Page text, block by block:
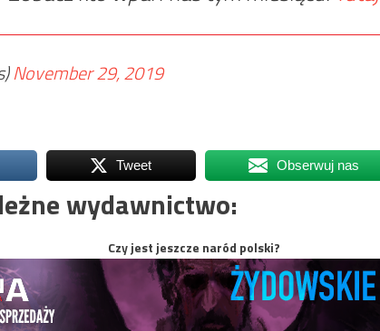
November 29, 2019
Tweet Obserwuj nas
wydawnictwo:
Czy jest jeszcze naród polski?